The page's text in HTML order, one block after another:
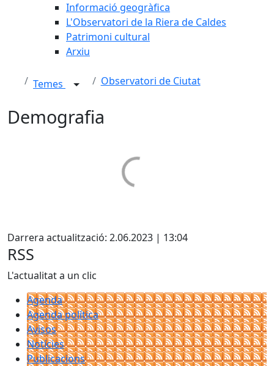
Informació geogràfica
L'Observatori de la Riera de Caldes
Patrimoni cultural
Arxiu
Temes Observatori de Ciutat
Demografia
Darrera actualització: 2.06.2023 | 13:04
RSS
L'actualitat a un clic
Agenda
Agenda política
Avisos
Notícies
Publicacions